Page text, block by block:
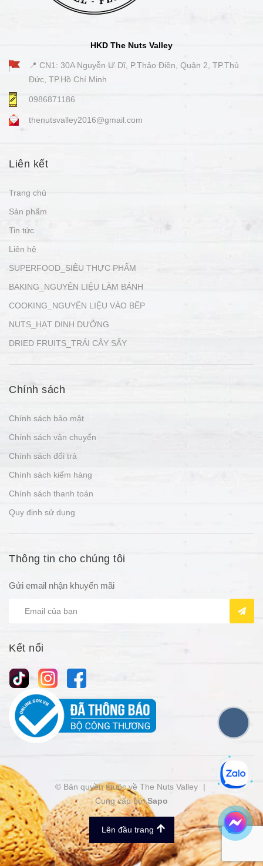
HKD The Nuts Valley
📍 CN1: 30A Nguyễn Ư Dĩ, P.Thảo Điền, Quận 2, TP.Thủ
Đức, TP.Hồ Chí Minh
0986871186
thenutsvalley2016@gmail.com
Liên kết
Trang chủ
Sản phẩm
Tin tức
Liên hệ
SUPERFOOD_SIÊU THỰC PHẨM
BAKING_NGUYÊN LIỆU LÀM BÁNH
COOKING_NGUYÊN LIỆU VÀO BẾP
NUTS_HẠT DINH DƯỠNG
DRIED FRUITS_TRÁI CÂY SẤY
Chính sách
Chính sách bảo mật
Chính sách vận chuyển
Chính sách đổi trả
Chính sách kiểm hàng
Chính sách thanh toán
Quy định sử dụng
Thông tin cho chúng tôi
Gửi email nhận khuyến mãi
Kết nối
© Bản quyền thuộc về The Nuts Valley
|
Cung cấp bởi Sapo
Lên đầu trang